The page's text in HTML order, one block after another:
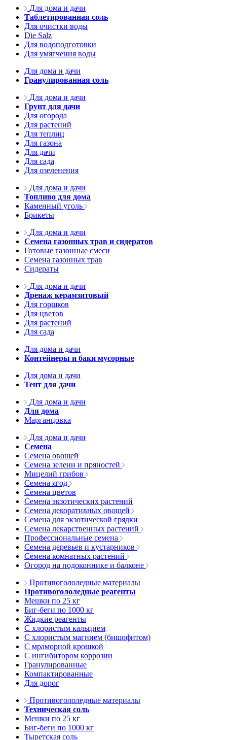
Для дома и дачи
Таблетированная соль
Для очистки воды
Die Salz
Для водоподготовки
Для умягчения воды
Для дома и дачи
Гранулированная соль
Для дома и дачи
Грунт для дачи
Для огорода
Для растений
Для теплиц
Для газона
Для дачи
Для сада
Для озеленения
Для дома и дачи
Топливо для дома
Каменный уголь
Брикеты
Для дома и дачи
Семена газонных трав и сидератов
Готовые газонные смеси
Семена газонных трав
Сидераты
Для дома и дачи
Дренаж керамзитовый
Для горшков
Для цветов
Для растений
Для сада
Для дома и дачи
Контейнеры и баки мусорные
Для дома и дачи
Тент для дачи
Для дома и дачи
Для дома
Марганцовка
Для дома и дачи
Семена
Семена овощей
Семена зелени и пряностей
Мицелий грибов
Семена ягод
Семена цветов
Семена экзотических растений
Семена декоративных овощей
Семена для экзотической грядки
Семена лекарственных растений
Профессиональные семена
Семена деревьев и кустарников
Семена комнатных растений
Огород на подоконнике и балконе
Противогололедные материалы
Противогололедные реагенты
Мешки по 25 кг
Биг-беги по 1000 кг
Жидкие реагенты
С хлористым кальцием
С хлористым магнием (бишофитом)
С мраморной крошкой
С ингибитором коррозии
Гранулированные
Компактированные
Для дорог
Противогололедные материалы
Техническая соль
Мешки по 25 кг
Биг-беги по 1000 кг
Тыретская соль